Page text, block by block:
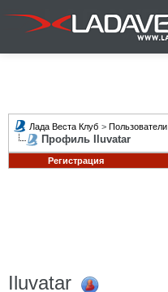
Лада Веста Клуб > Пользователи
Профиль Iluvatar
Регистрация
Iluvatar